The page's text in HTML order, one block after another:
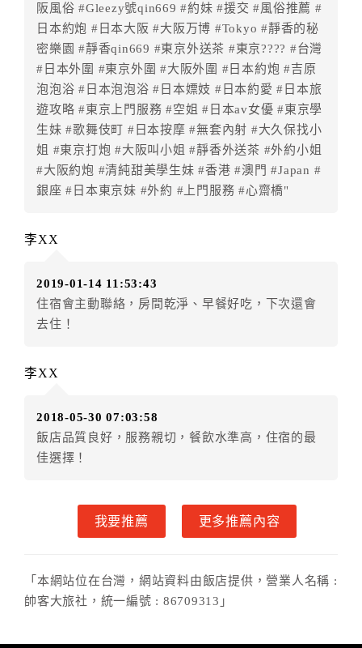
◎住房日4天前辦理者，訂單費用扣除總計25%為手續費
◎住房日3天前辦理者，訂單費用扣除總計100%為手續
◎住房日當日辦理者，訂單費用扣除總計100%為手續費
◎住房日當日不得辦理。
◎住房日當日未辦理入住手續者，視同住房，已付訂單
之訂金將全額沒收。
七、天候因素
住房當日遇颱風、地震等不可抗拒因素時（以氣象局發
定準則），以致無法順利住房，訂房者可依飯店規定變
費用，餘款退予訂房者。
八、紅利點數/現金抵用券異動訂單說明
成功付款後如因『個人因素』導致下述異動狀況，
提醒您：因上述狀況導致付款金額有所異動時，扣除
手續費的金額若超過以現金付款（含現金抵用券）金
阪風俗 #Gleezy號qin669 #約妹 #援交 #風俗推薦 #
日本約炮 #日本大阪 #大阪万博 #Tokyo #靜香的秘
密樂園 #靜香qin669 #東京外送茶 #東京???? #台灣
#日本外圍 #東京外圍 #大阪外圍 #日本約炮 #吉原
泡泡浴 #日本泡泡浴 #日本嫖妓 #日本約愛 #日本旅
遊攻略 #東京上門服務 #空姐 #日本av女優 #東京學
生妹 #歌舞伎町 #日本按摩 #無套內射 #大久保找小
姐 #東京打炮 #大阪叫小姐 #靜香外送茶 #外約小姐
#大阪約炮 #清純甜美學生妹 #香港 #澳門 #Japan #
銀座 #日本東京妹 #外約 #上門服務 #心齋橋"
李XX
2019-01-14 11:53:43
住宿會主動聯絡，房間乾淨、早餐好吃，下次還會
去住！
李XX
2018-05-30 07:03:58
飯店品質良好，服務親切，餐飲水準高，住宿的最
佳選擇！
我要推薦 更多推薦內容
「本網站位在台灣，網站資料由飯店提供，營業人名稱 :
帥客大旅社，統一編號 : 86709313」